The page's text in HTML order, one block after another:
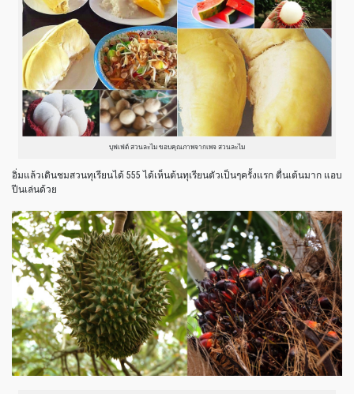
บุฟเฟ่ต์ สวนละไม ขอบคุณภาพจากเพจ สวนละไม
อิ่มแล้วเดินชมสวนทุเรียนได้ 555 ได้เห็นต้นทุเรียนตัวเป็นๆครั้งแรก ตื่นเต้นมาก แอบ
ปีนเล่นด้วย